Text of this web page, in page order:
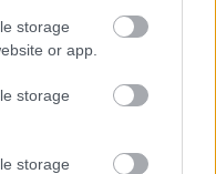
storage
or app.
storage
storage
στα μαλλιά: Πώς